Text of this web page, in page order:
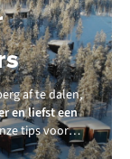
af te dalen,
en liefst een
tips voor